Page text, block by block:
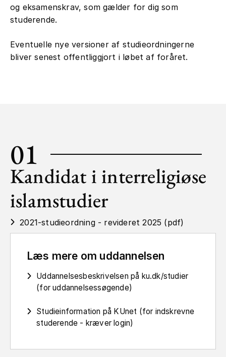
og eksamenskrav, som gælder for dig som
studerende.
Eventuelle nye versioner af studieordningerne
bliver senest offentliggjort i løbet af foråret.
01
Kandidat i interreligiøse
islamstudier
Læs mere om uddannelsen
Uddannelsesbeskrivelsen på ku.dk/studier
(for uddannelsessøgende)
Studieinformation på KUnet (for indskrevne
studerende - kræver login)
2021-studieordning - revideret 2025 (pdf)